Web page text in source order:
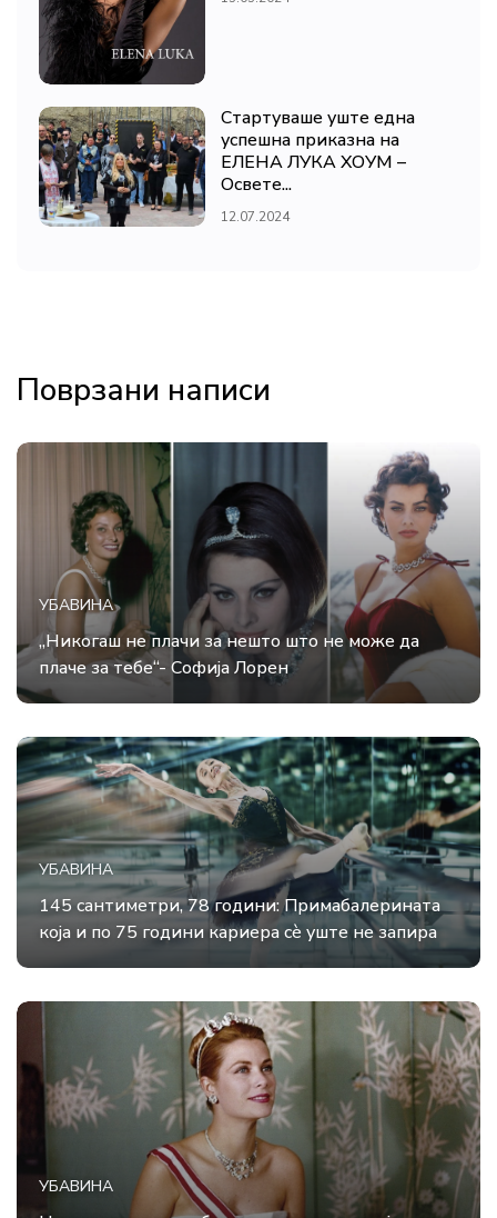
Стартуваше уште една
успешна приказна на
ЕЛЕНА ЛУКА ХОУМ –
Освете...
12.07.2024
Поврзани написи
УБАВИНА
„Никогаш не плачи за нешто што не може да
плаче за тебе“- Софија Лорен
УБАВИНА
145 сантиметри, 78 години: Примабалерината
која и по 75 години кариера сè уште не запира
УБАВИНА